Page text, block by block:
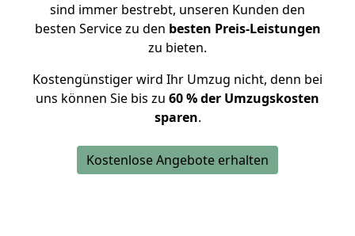
sind immer bestrebt, unseren Kunden den
besten Service zu den besten Preis-Leistungen
zu bieten.
Kostengünstiger wird Ihr Umzug nicht, denn bei
uns können Sie bis zu 60 % der Umzugskosten
sparen.
Kostenlose Angebote erhalten